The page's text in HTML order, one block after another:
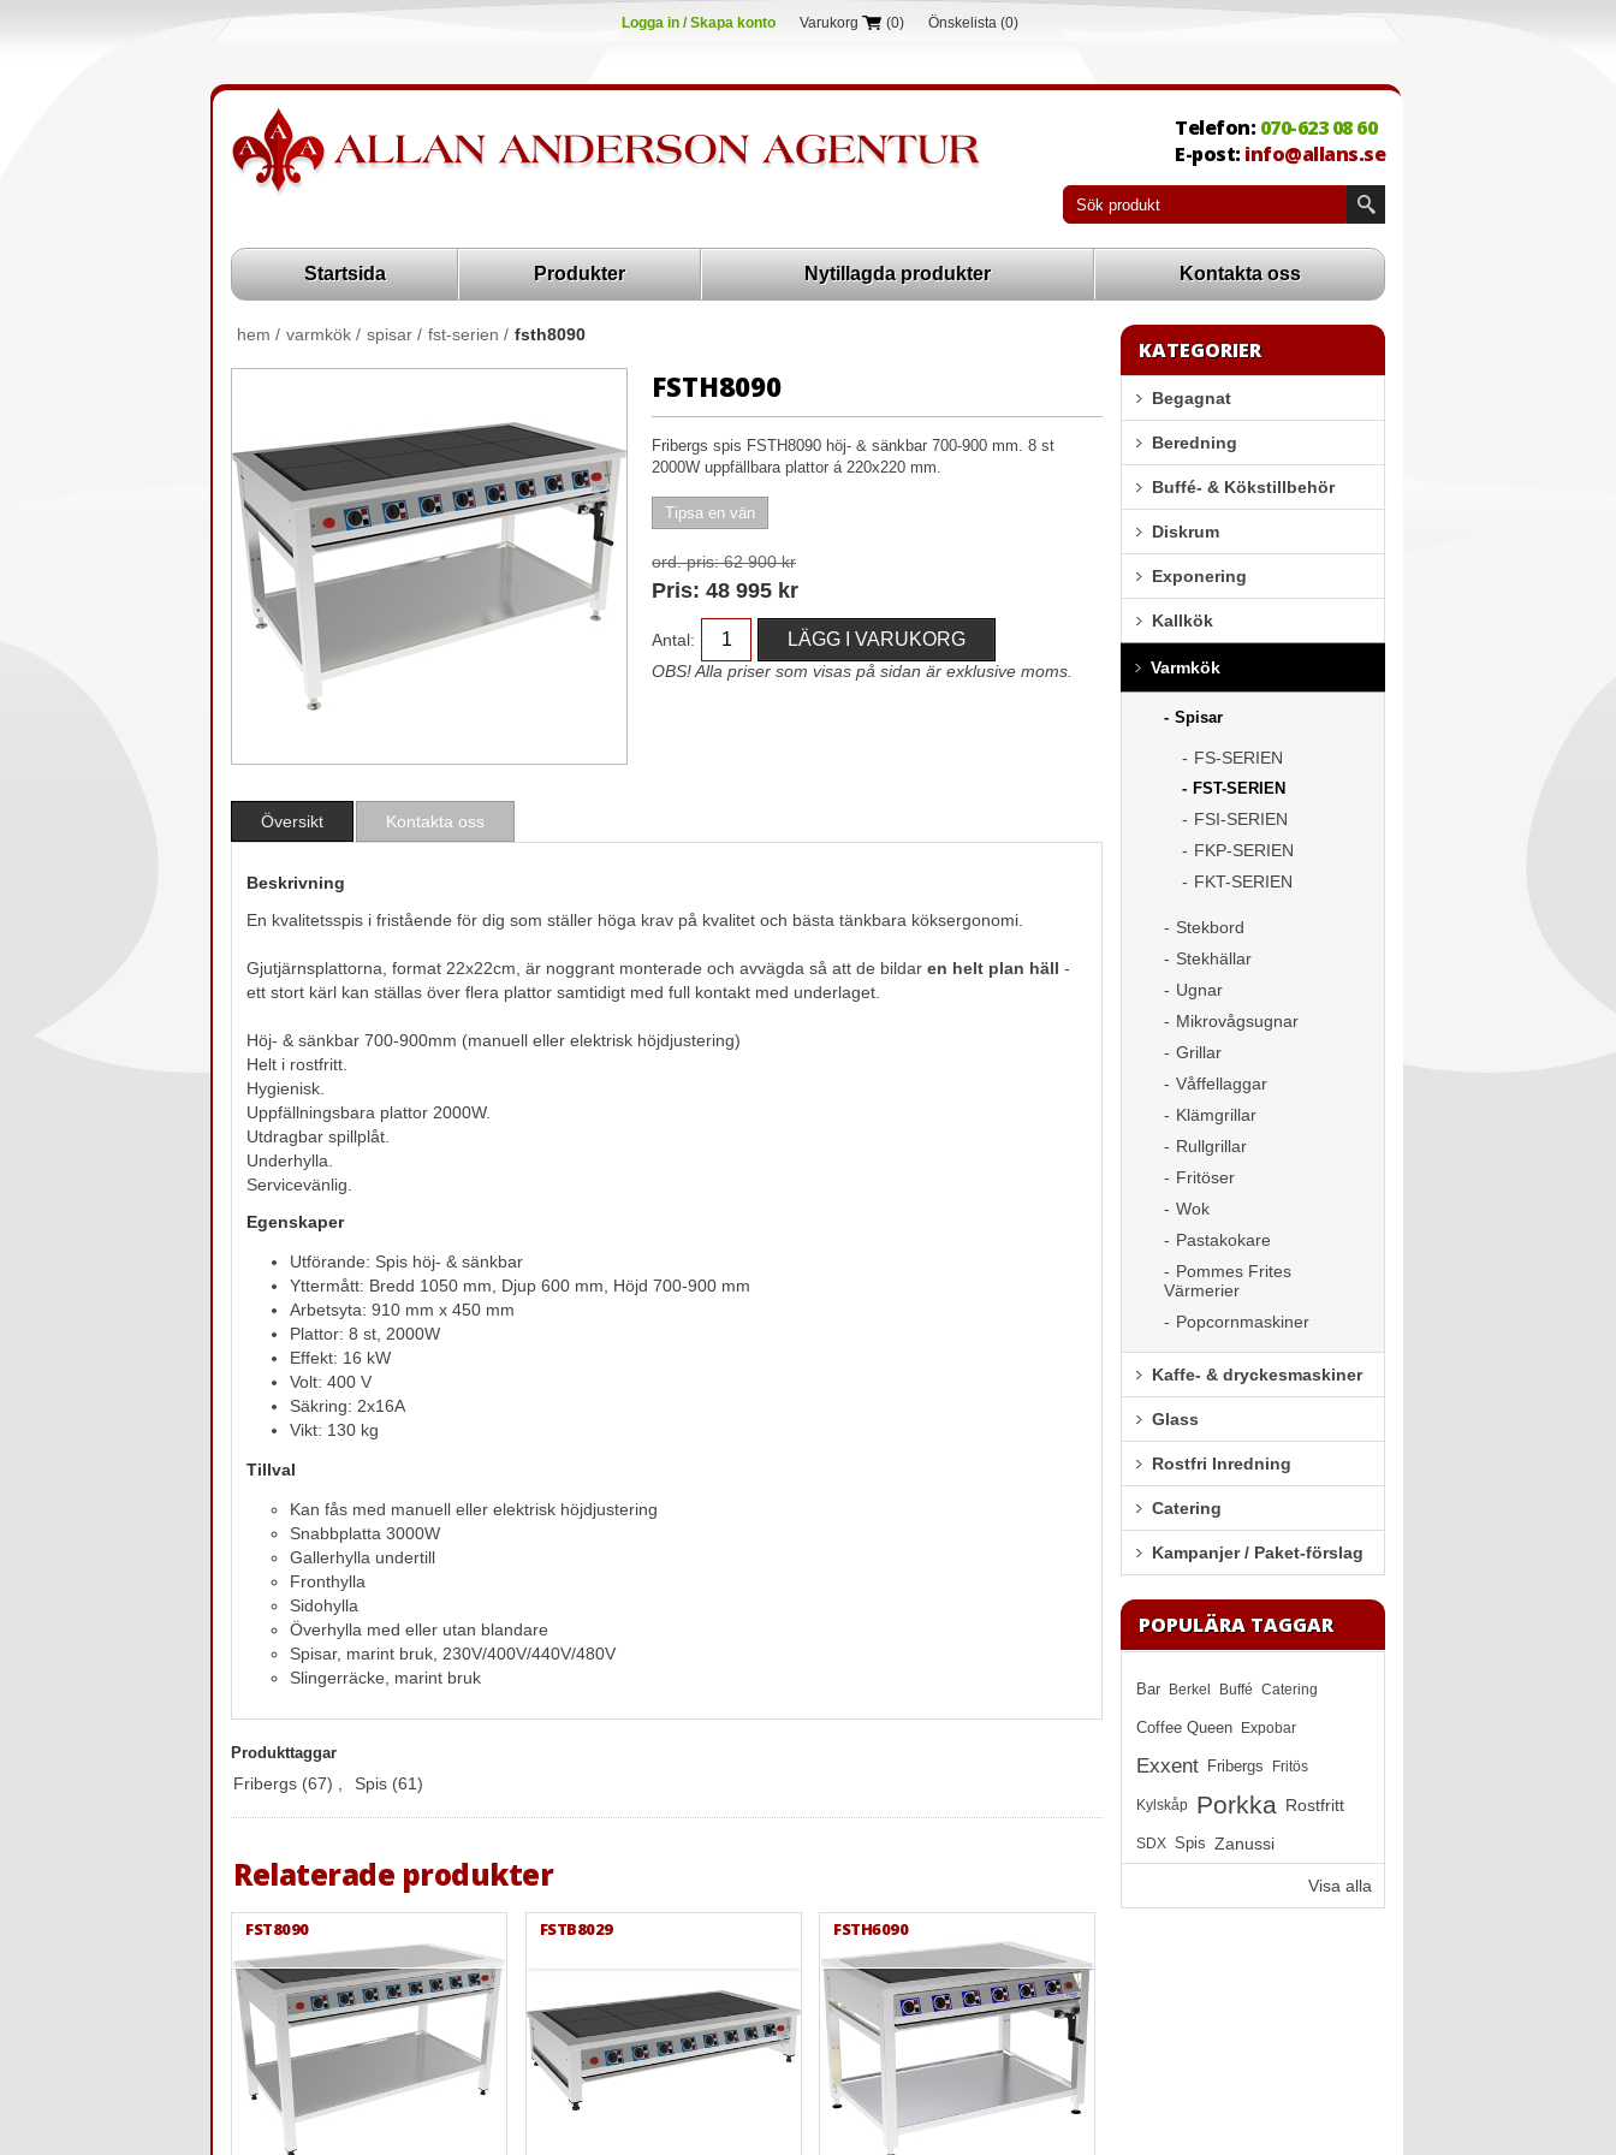
Logga in / Skapa konto Varukorg (0) Önskelista (0)
Telefon: 070-623 08 60
E-post: info@allans.se
Startsida Produkter Nytillagda produkter Kontakta oss
hem / varmkök / spisar / fst-serien / fsth8090
FSTH8090
Fribergs spis FSTH8090 höj- & sänkbar 700-900 mm. 8 st
2000W uppfällbara plattor á 220x220 mm.
ord. pris: 62 900 kr
Pris: 48 995 kr
Antal:
OBS! Alla priser som visas på sidan är exklusive moms.
Översikt Kontakta oss
Beskrivning
En kvalitetsspis i fristående för dig som ställer höga krav på kvalitet och bästa tänkbara köksergonomi.
Gjutjärnsplattorna, format 22x22cm, är noggrant monterade och avvägda så att de bildar en helt plan häll -
ett stort kärl kan ställas över flera plattor samtidigt med full kontakt med underlaget.
Höj- & sänkbar 700-900mm (manuell eller elektrisk höjdjustering)
Helt i rostfritt.
Hygienisk.
Uppfällningsbara plattor 2000W.
Utdragbar spillplåt.
Underhylla.
Servicevänlig.
Egenskaper
Utförande: Spis höj- & sänkbar
Yttermått: Bredd 1050 mm, Djup 600 mm, Höjd 700-900 mm
Arbetsyta: 910 mm x 450 mm
Plattor: 8 st, 2000W
Effekt: 16 kW
Volt: 400 V
Säkring: 2x16A
Vikt: 130 kg
Tillval
Kan fås med manuell eller elektrisk höjdjustering
Snabbplatta 3000W
Gallerhylla undertill
Fronthylla
Sidohylla
Överhylla med eller utan blandare
Spisar, marint bruk, 230V/400V/440V/480V
Slingerräcke, marint bruk
Produkttaggar
Fribergs (67) Spis (61)
Relaterade produkter
FST8090 FSTB8029 FSTH6090
KATEGORIER
Begagnat
Beredning
Buffé- & Kökstillbehör
Diskrum
Exponering
Kallkök
Varmkök
Spisar
FS-SERIEN
FST-SERIEN
FSI-SERIEN
FKP-SERIEN
FKT-SERIEN
Stekbord
Stekhällar
Ugnar
Mikrovågsugnar
Grillar
Våffellaggar
Klämgrillar
Rullgrillar
Fritöser
Wok
Pastakokare
Pommes Frites
Värmerier
Popcornmaskiner
Kaffe- & dryckesmaskiner
Glass
Rostfri Inredning
Catering
Kampanjer / Paket-förslag
POPULÄRA TAGGAR
Bar Berkel Buffé Catering
Coffee Queen Expobar
Exxent Fribergs Fritös
Kylskåp Porkka Rostfritt
SDX Spis Zanussi
Visa alla